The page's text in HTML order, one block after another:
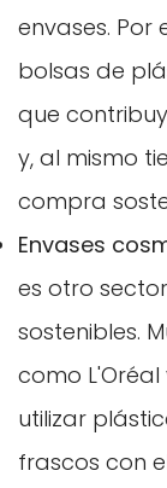
envases.
bolsas de
que
y, al mismo
compra
Envases
es otro
sostenibles.
como
utilizar
frascos con